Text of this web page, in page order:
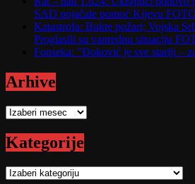
SAD pojačale pomoć Kijevu
Katastrofa: Bukte požari; Vojska
Proglasili su vanrednu situaciju
Fonseka: "Đoković je sve stariji –
Arhive
Arhive
Kategorije
Kategorije